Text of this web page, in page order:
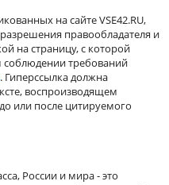
на сайте VSE42.RU,
правообладателя и
на страницу, с которой
соблюдении требований
. Гиперссылка должна
воспроизводящем
или после цитируемого
России и мира - это